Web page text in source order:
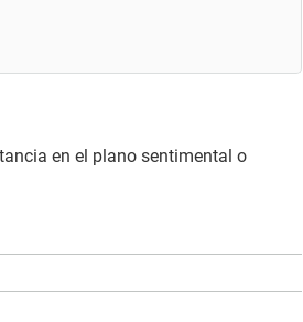
en el plano sentimental o